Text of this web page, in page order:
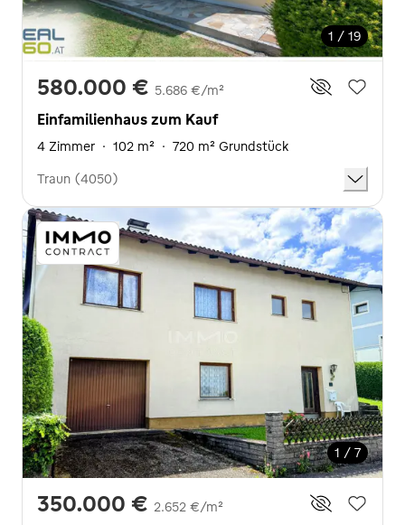
1 / 19
580.000 € 5.686 €/m²
Einfamilienhaus zum Kauf
4 Zimmer · 102 m² · 720 m² Grundstück
Traun (4050)
1 / 7
350.000 € 2.652 €/m²